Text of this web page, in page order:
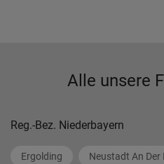
Alle unsere
Reg.-Bez. Niederbayern
Ergolding Neustadt An Der